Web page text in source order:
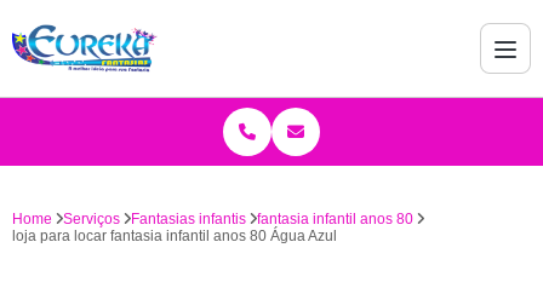
Home Serviços Fantasias infantis
fantasia infantil anos 80
loja para locar fantasia infantil anos 80 Água Azul